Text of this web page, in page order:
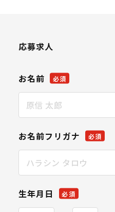
応募求人
お名前 必須
お名前フリガナ 必須
生年月日 必須